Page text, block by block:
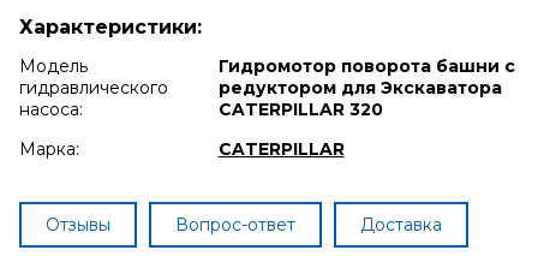
Характеристики:
Модель
гидравлического
насоса:
Гидромотор поворота башни с
редуктором для Экскаватора
CATERPILLAR 320
Марка:
CATERPILLAR
Отзывы Вопрос-ответ Доставка